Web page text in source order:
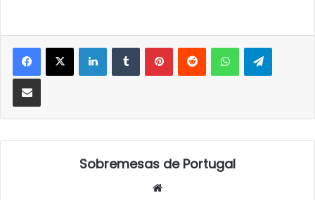
LinkedInTumblrPinterestReddit WhatsApp
Partilhar Via Email
Sobremesas de Portugal